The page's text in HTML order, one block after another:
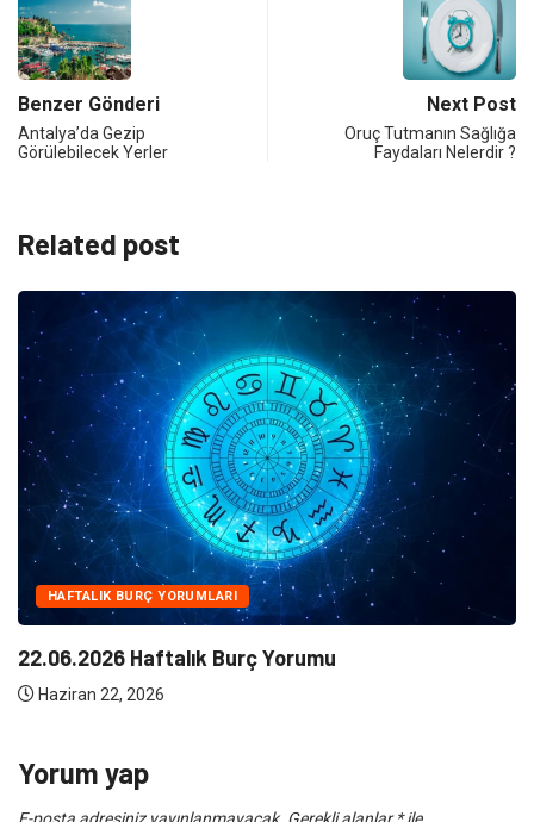
Benzer Gönderi
Antalya’da Gezip
Görülebilecek Yerler
Next Post
Oruç Tutmanın Sağlığa
Faydaları Nelerdir ?
Related post
NE
Klima Bakımının Önemi Nedir ?
Haziran 10, 2026
Yorum yap